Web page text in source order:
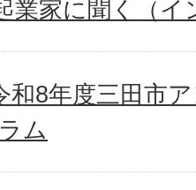
業家に聞く（イ
和8年度三田市
ム